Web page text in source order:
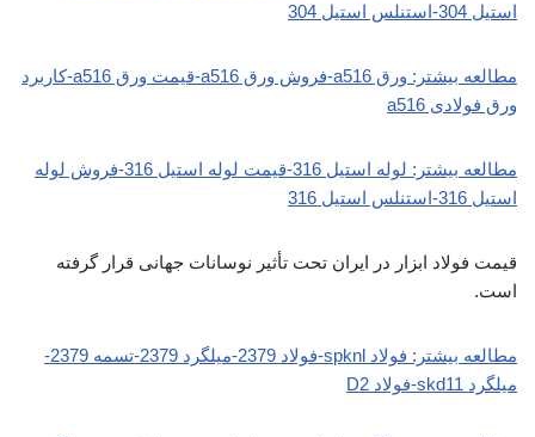
استیل 304-استنلس استیل 304
مطالعه بیشتر: ورق a516-فروش ورق a516-قیمت ورق a516-کاربرد
ورق فولادی a516
مطالعه بیشتر: لوله استیل 316-قیمت لوله استیل 316-فروش لوله
استیل 316-استنلس استیل 316
قیمت فولاد ابزار در ایران تحت تأثیر نوسانات جهانی قرار گرفته
است.
مطالعه بیشتر: فولاد spknl-فولاد 2379-میلگرد 2379-تسمه 2379-
میلگرد skd11-فولاد D2